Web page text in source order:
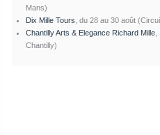
Mans)
Dix Mille Tours , du 28 au 30 août
Chantilly Arts & Elegance Richard Mille,
Chantilly)